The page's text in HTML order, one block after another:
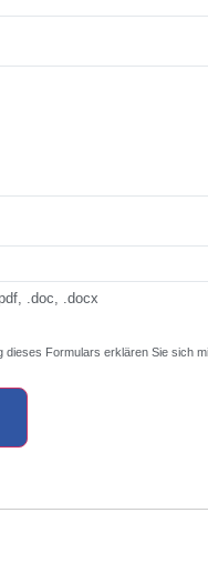
.doc, .docx
dieses Formulars erklären Sie sich